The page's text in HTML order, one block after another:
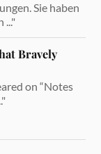
Sie haben
..."
Bravely
on “Notes